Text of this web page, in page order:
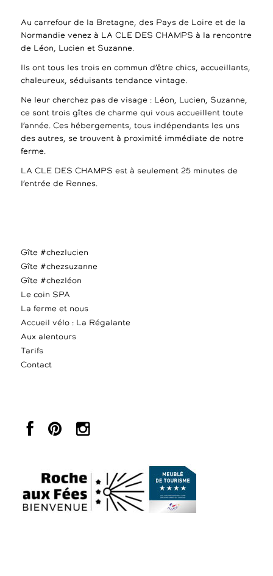
Au carrefour de la Bretagne, des Pays de Loire et de la
Normandie venez à LA CLE DES CHAMPS à la rencontre
de Léon, Lucien et Suzanne.
Ils ont tous les trois en commun d’être chics, accueillants,
chaleureux, séduisants tendance vintage.
Ne leur cherchez pas de visage : Léon, Lucien, Suzanne,
ce sont trois gîtes de charme qui vous accueillent toute
l’année. Ces hébergements, tous indépendants les uns
des autres, se trouvent à proximité immédiate de notre
ferme.
LA CLE DES CHAMPS est à seulement 25 minutes de
l’entrée de Rennes.
Gîte #chezlucien
Gîte #chezsuzanne
Gîte #chezléon
Le coin SPA
La ferme et nous
Accueil vélo : La Régalante
Aux alentours
Tarifs
Contact